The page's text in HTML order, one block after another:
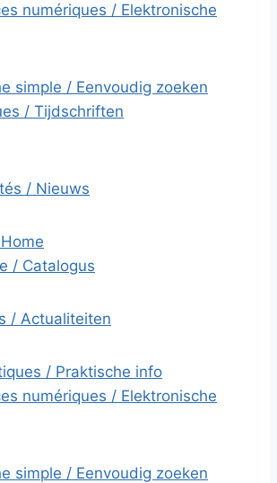
numériques / Elektronische
simple / Eenvoudig zoeken
/ Tijdschriften
/ Nieuws
/ Catalogus
/ Actualiteiten
/ Praktische info
numériques / Elektronische
simple / Eenvoudig zoeken